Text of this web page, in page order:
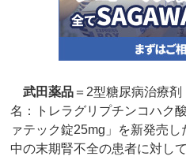
武田薬品 ＝2型糖尿病治療
名：トレラグリプチンコハク
ァテック錠25mg」を新発売
中の末期腎不全の患者に対し